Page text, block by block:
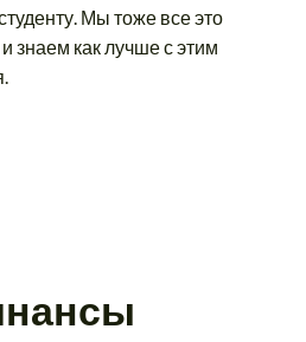
Мы тоже все это
знаем как лучше с этим